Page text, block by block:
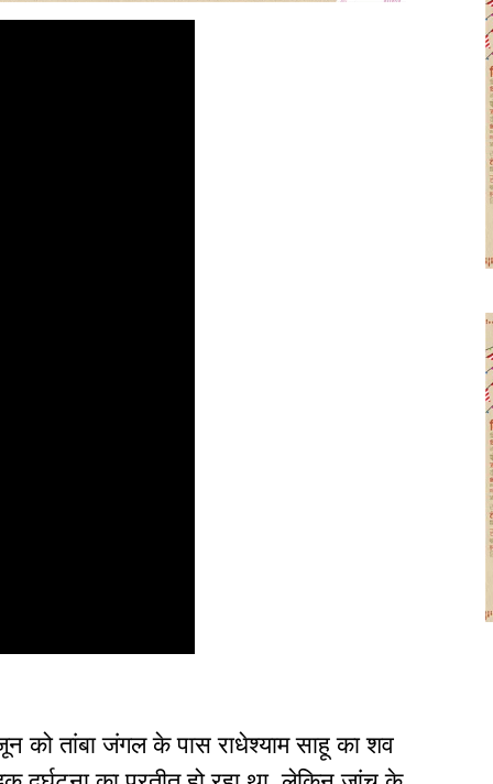
को तांबा जंगल के पास राधेश्याम साहू का शव